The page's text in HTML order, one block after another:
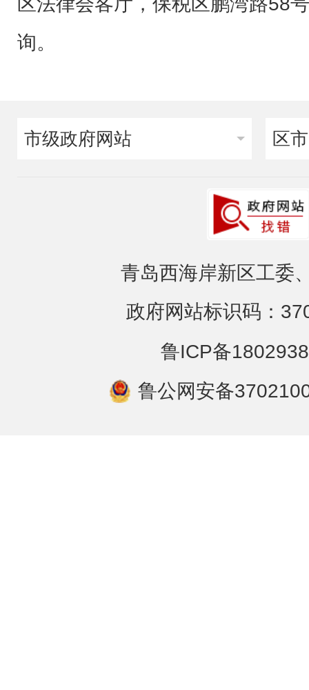
询。
市级政府网站 区
青岛西海岸新区工委
政府网站标识码：
鲁ICP备
鲁公网安备